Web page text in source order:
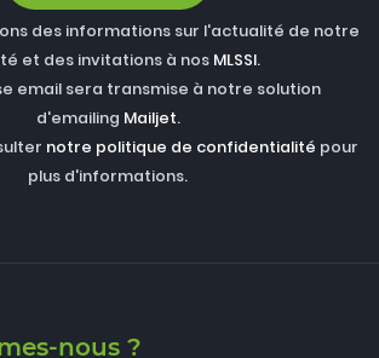
des informations sur l'actualité de notre
et des invitations à nos MLSSI.
email sera transmise à notre solution
d'emailing Mailjet.
notre politique de confidentialité pour
plus d'informations.
nous ?